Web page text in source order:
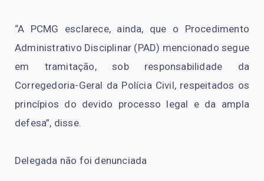
“A PCMG esclarece, ainda, que o Procedimento
Administrativo Disciplinar (PAD) mencionado segue
em tramitação, sob responsabilidade da
Corregedoria-Geral da Polícia Civil, respeitados os
princípios do devido processo legal e da ampla
defesa”, disse.
Delegada não foi denunciada